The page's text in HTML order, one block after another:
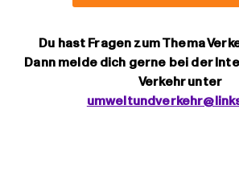
Du hast Fragen zum Thema
Dann melde dich gerne bei der
Verkehr unter